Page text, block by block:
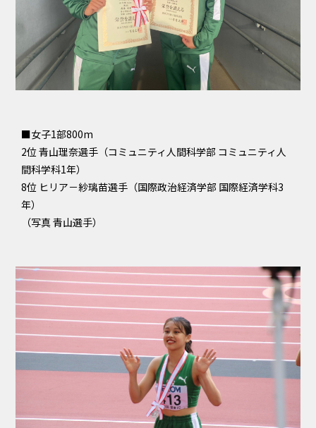
■女子1部800m
2位 青山理奈選手（コミュニティ人間科学部 コミュニティ人
間科学科1年）
8位 ヒリア－紗璃苗選手（国際政治経済学部 国際経済学科3
年）
（写真 青山選手）